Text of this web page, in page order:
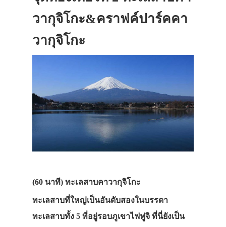
วากุจิโกะ&คราฟค์ปาร์คคา
วากุจิโกะ
(60 นาที) ทะเลสาบคาวากุจิโกะ
ทะเลสาบที่ใหญ่เป็นอันดับสองในบรรดา
ทะเลสาบทั้ง 5 ที่อยู่รอบภูเขาไฟฟูจิ ที่นี่ยังเป็น
ที่พัก